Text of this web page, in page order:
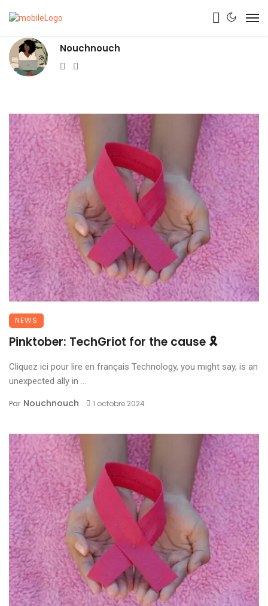
Nouchnouch
Website
NEWS
Pinktober: TechGriot for the cause 🎗
Cliquez ici pour lire en français Technology, you might say, is an
unexpected ally in ...
Par Nouchnouch 1 octobre 2024